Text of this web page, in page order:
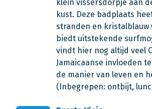
klein vissersdorpje aan
kust. Deze badplaats
stranden en kristalblauw
biedt uitstekende
vindt hier nog altijd veel
Jamaicaanse invloeden
de manier van leven en
(Inbegrepen: ontbijt,